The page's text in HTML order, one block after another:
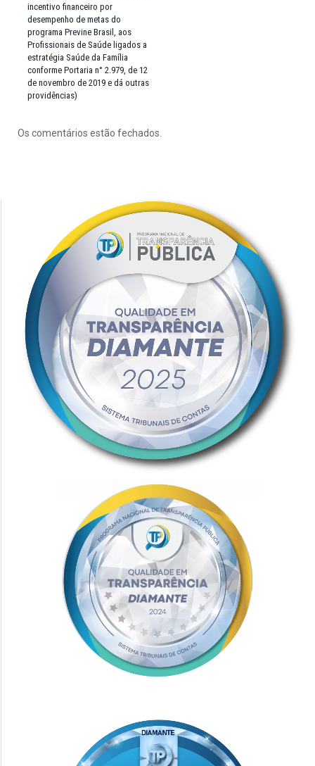
incentivo financeiro por
desempenho de metas do
programa Previne Brasil, aos
Profissionais de Saúde ligados a
estratégia Saúde da Família
conforme Portaria n° 2.979, de 12
de novembro de 2019 e dá outras
providências)
Os comentários estão fechados.